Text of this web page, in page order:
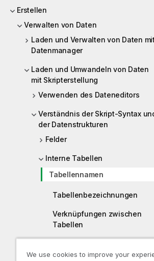
Erstellen
Verwalten von Daten
Laden und Verwalten von Daten mit
Datenmanager
Laden und Umwandeln von Daten
mit Skripterstellung
Verwenden des Dateneditors
Verständnis der Skript-Syntax
der Datenstrukturen
Felder
Interne Tabellen
Tabellennamen
Tabellenbezeichnungen
Verknüpfungen zwischen
Tabellen
We use cookies to improve your